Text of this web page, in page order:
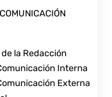
la Redacción
Interna
Externa